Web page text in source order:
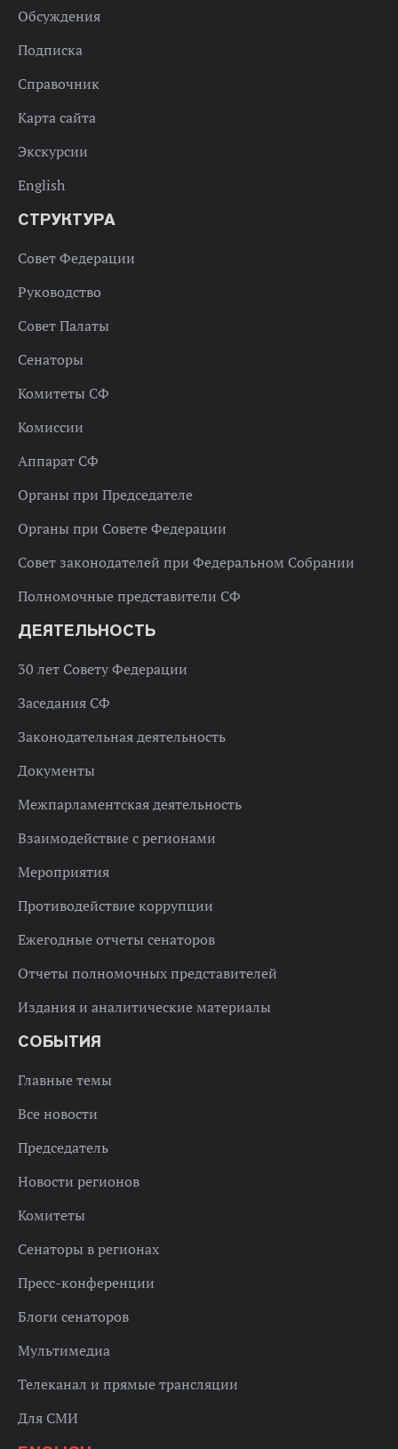
Обсуждения
Подписка
Справочник
Карта сайта
Экскурсии
English
СТРУКТУРА
Совет Федерации
Руководство
Совет Палаты
Сенаторы
Комитеты СФ
Комиссии
Аппарат СФ
Органы при Председателе
Органы при Совете Федерации
Совет законодателей при Федеральном Собрании
Полномочные представители СФ
ДЕЯТЕЛЬНОСТЬ
30 лет Совету Федерации
Заседания СФ
Законодательная деятельность
Документы
Межпарламентская деятельность
Взаимодействие с регионами
Мероприятия
Противодействие коррупции
Ежегодные отчеты сенаторов
Отчеты полномочных представителей
Издания и аналитические материалы
СОБЫТИЯ
Главные темы
Все новости
Председатель
Новости регионов
Комитеты
Сенаторы в регионах
Пресс-конференции
Блоги сенаторов
Мультимедиа
Телеканал и прямые трансляции
Для СМИ